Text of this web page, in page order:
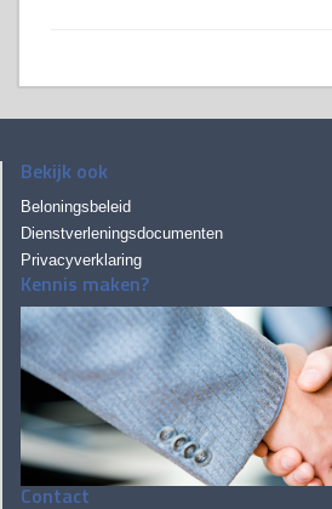
Bekijk ook
Beloningsbeleid
Dienstverleningsdocumenten
Privacyverklaring
Kennis maken?
Contact